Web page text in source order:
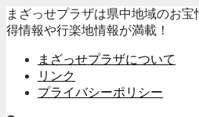
まざっせプラザは県中地域のお
得情報や行楽地情報が満載！
まざっせプラザについて
リンク
プライバシーポリシー